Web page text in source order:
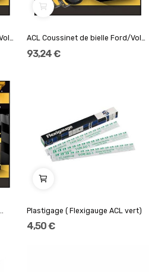
ACL Coussinet de bielle Ford/Volvo 2.5L 5-cyl... ACL Coussinet de bielle Ford/Volvo 2.5L 5-cyl...
93,24 €
Plastigage ( Flexigauge ACL vert)
4,50 €